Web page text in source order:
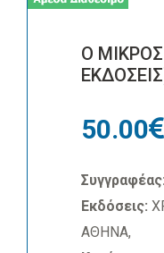
Ο
50.00
Συγγραφέας:
Εκδόσεις:
ΑΘΗΝΑ,